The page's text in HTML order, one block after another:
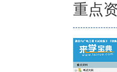
重点